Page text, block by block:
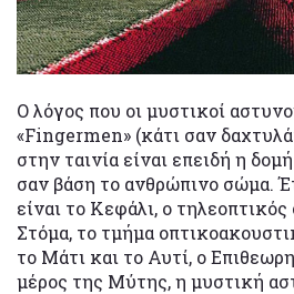
Ο λόγος που οι μυστικοί
«Fingermen» (κάτι σαν
στην ταινία είναι επειδή η
σαν βάση το ανθρώπινο σώμα.
είναι το Κεφάλι, ο
Στόμα, το τμήμα
το Μάτι και το Αυτί, ο
μέρος της Μύτης, η μυστική